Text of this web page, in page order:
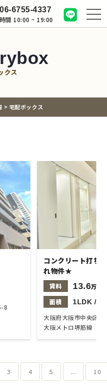
06-6755-4337
間 10:00 ~ 19:00
クス
> 宅配ボックス
8
コンクリート打ち
れ物件★
賃料 13.6万
面積
1LDK /
大阪府大阪市中央区久
大阪メトロ堺筋線【
3 4 5 ... 10